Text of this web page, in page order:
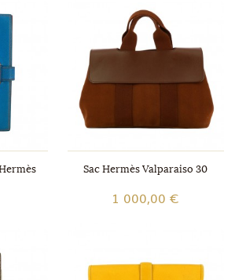
Sac Hermès Valparaiso 30
1 000,00 €